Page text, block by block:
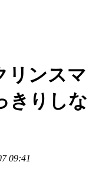
リンスマ
きりしな
09:41